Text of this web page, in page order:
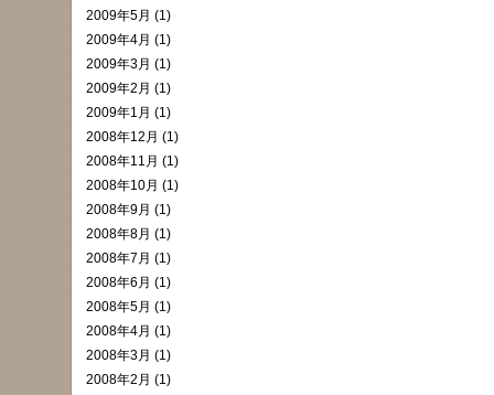
2009年5月 (1)
2009年4月 (1)
2009年3月 (1)
2009年2月 (1)
2009年1月 (1)
2008年12月 (1)
2008年11月 (1)
2008年10月 (1)
2008年9月 (1)
2008年8月 (1)
2008年7月 (1)
2008年6月 (1)
2008年5月 (1)
2008年4月 (1)
2008年3月 (1)
2008年2月 (1)